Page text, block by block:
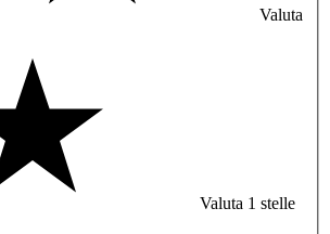
Valuta
Valuta 1 stelle